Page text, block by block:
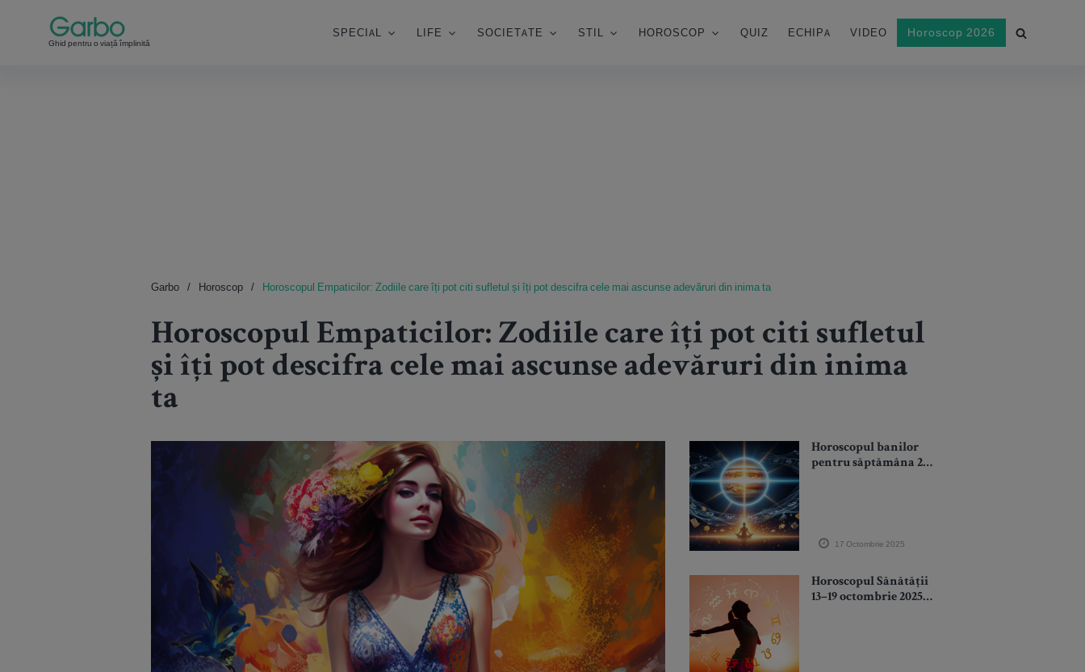
Ghid pentru o viață împlinită
SPECIAL LIFE SOCIETATE STIL HOROSCOP QUIZ ECHIPA VIDEO Horoscop 2026
Garbo Horoscop Horoscopul Empaticilor: Zodiile care îți pot citi sufletul și îți pot descifra cele mai ascunse adevăruri din inima ta
Horoscopul Empaticilor: Zodiile care îți pot citi sufletul
și îți pot descifra cele mai ascunse adevăruri din inima
ta
Horoscopul banilor
pentru săptămâna 20-
17 Octombrie 2025
Horoscopul Sănătății
13–19 octombrie 2025: